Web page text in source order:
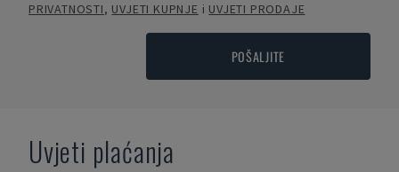
PRIVATNOSTI, UVJETI KUPNJE i UVJETI PRODAJE
POŠALJITE
Uvjeti plaćanja